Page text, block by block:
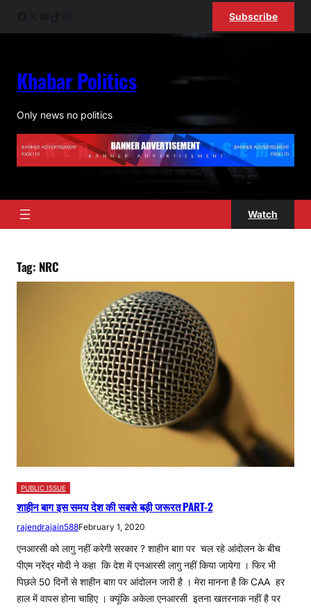
Subscribe
Khabar Politics
Only news no politics
Watch
Tag: NRC
PUBLIC ISSUE
शाहीन बाग इस समय देश की सबसे बड़ी जरूरत PART-2
rajendrajain588February 1, 2020
एनआरसी को लागु नहीं करेगी सरकार ? शाहीन बाग़ पर चल रहे आंदोलन के बीच
पीएम नरेंद्र मोदी ने कहा कि देश में एनआरसी लागु नहीं किया जायेगा । फिर भी
पिछले 50 दिनों से शाहीन बाग़ पर आंदोलन जारी है । मेरा मानना है कि CAA हर
हाल में वापस होना चाहिए । क्यूंकि अकेला एनआरसी इतना खतरनाक नहीं है पर